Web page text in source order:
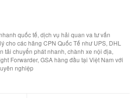
quốc tế, dịch vụ hải quan va tư vấn
cho các hãng CPN Quốc Tế như UPS, DHL
tải chuyển phát nhanh, chành xe nội địa,
Forwarder, GSA hàng đầu tại Việt Nam với
nghiệp